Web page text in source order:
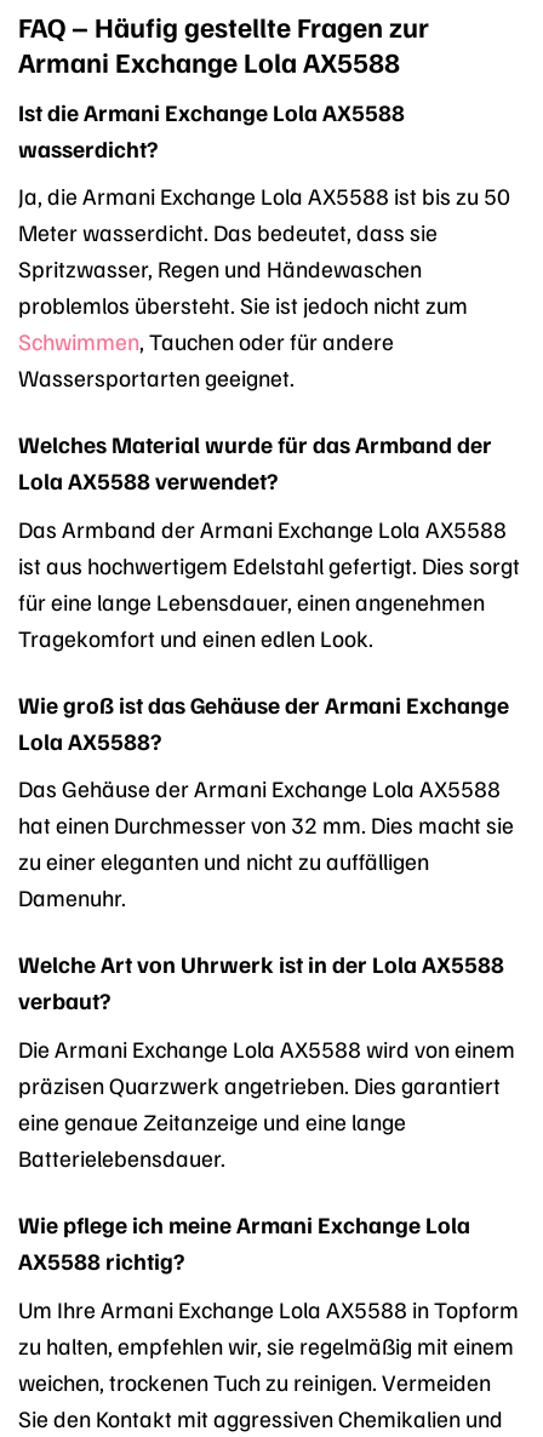
FAQ – Häufig gestellte Fragen zur
Armani Exchange Lola AX5588
Ist die Armani Exchange Lola AX5588
wasserdicht?
Ja, die Armani Exchange Lola AX5588 ist bis zu 50
Meter wasserdicht. Das bedeutet, dass sie
Spritzwasser, Regen und Händewaschen
problemlos übersteht. Sie ist jedoch nicht zum
Schwimmen, Tauchen oder für andere
Wassersportarten geeignet.
Welches Material wurde für das Armband der
Lola AX5588 verwendet?
Das Armband der Armani Exchange Lola AX5588
ist aus hochwertigem Edelstahl gefertigt. Dies sorgt
für eine lange Lebensdauer, einen angenehmen
Tragekomfort und einen edlen Look.
Wie groß ist das Gehäuse der Armani Exchange
Lola AX5588?
Das Gehäuse der Armani Exchange Lola AX5588
hat einen Durchmesser von 32 mm. Dies macht sie
zu einer eleganten und nicht zu auffälligen
Damenuhr.
Welche Art von Uhrwerk ist in der Lola AX5588
verbaut?
Die Armani Exchange Lola AX5588 wird von einem
präzisen Quarzwerk angetrieben. Dies garantiert
eine genaue Zeitanzeige und eine lange
Batterielebensdauer.
Wie pflege ich meine Armani Exchange Lola
AX5588 richtig?
Um Ihre Armani Exchange Lola AX5588 in Topform
zu halten, empfehlen wir, sie regelmäßig mit einem
weichen, trockenen Tuch zu reinigen. Vermeiden
Sie den Kontakt mit aggressiven Chemikalien und